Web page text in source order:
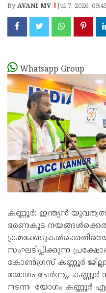
ByAVANI MV Jul 7, 2026,
Whatsapp Group
കണ്ണൂർ: ഇന്ത്യൻ
ഭരണകൂട
സംഘടിപ്പിക്കുന്ന
കോൺഗ്രസ് കണ്ണൂർ
യോഗം ചേർന്നു. കണ്ണൂർ
നടന്ന യോഗം കണ്ണൂർ